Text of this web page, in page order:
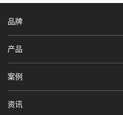
品牌
产品
案例
资讯